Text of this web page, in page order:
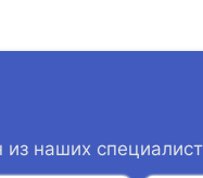
наших